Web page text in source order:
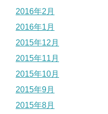
2016年2月
2016年1月
2015年12月
2015年11月
2015年10月
2015年9月
2015年8月